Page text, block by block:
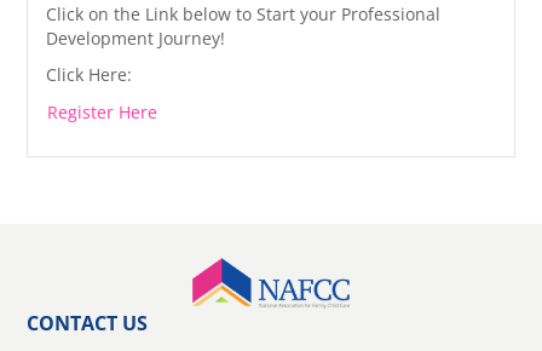
Click on the Link below to Start your Professional
Development Journey!
Click Here:
Register Here
CONTACT US